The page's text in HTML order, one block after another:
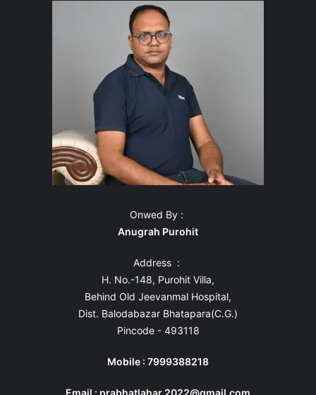
Onwed By :
Anugrah Purohit
Address :
H. No.-148, Purohit Villa,
Behind Old Jeevanmal Hospital,
Dist. Balodabazar Bhatapara(C.G.)
Pincode - 493118
Mobile : 7999388218